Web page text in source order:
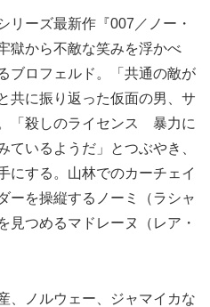
リーズ最新作『007／ノー・
獄から不敵な笑みを浮かべ
ブロフェルド。「共通の敵が
共に振り返った仮面の男、サ
「殺しのライセンス 暴力に
いるようだ」とつぶやき、
にする。山林でのカーチェイ
ーを操縦するノーミ（ラシャ
見つめるマドレーヌ（レア・
、ノルウェー、ジャマイカな